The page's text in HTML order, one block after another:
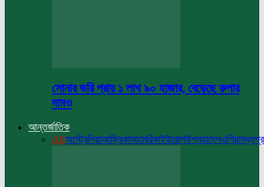
সোনার ভরি প্রায় ১ লাখ ৯০ হাজার, বেড়েছে রুপার
দামও
আন্তর্জাতিক
Allঅস্ট্রেলিয়াআফ্রিকাআমেরিকাইউরোপউপমহাদেশএশিয়া